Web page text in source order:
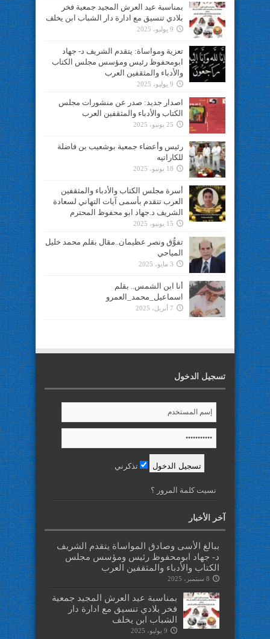
بمناسبة عيد العرش المجيد جمعية فخر
بلادي تنسيق مع ادارة دار الشباب ابن يخلف
9 يوليو، 2025
تعزية ومواساة: يتقدم الشريف د- جهاد
ابومحفوظ رئيس ومؤسس مجلس الكتاب
والأدباء والمثقفين العرب
9 يوليو، 2025
اصدار جديد: صدر عن منشورات مجلس
الكتاب والأدباء والمثقفين العرب
25 يونيو، 2025
رئيس وأعضاء جمعية بوشعيب بن فاضلة
للكاراتيه
18 يونيو، 2025
أسرة مجلس الكتاب والأدباء والمثقفين
العرب تتقدم بأسمى آيات التهاني لسعادة
الشريف د.جهاد ابو محفوظ المحترم
15 يونيو، 2025
تفوُّق ونصر عظيمان..مقال بقلم محمد خليل
المياحي
3 مايو، 2025
أنا ابن الشمس.. بقلم
اسماعيل_محمد_العمرو
7 أبريل، 2025
تسجيل الدخول
تذكرني
نسيت كلمة المرور ؟
آخر الأخبار
ببالغ الأسى وصادق المواساة يتقدم الشريف
د- جهاد ابومحفوظ رئيس ومؤسس مجلس
الكتاب والأدباء والمثقفين العرب
8 سبتمبر، 2025
بمناسبة عيد العرش المجيد جمعية
فخر بلادي تنسيق مع ادارة دار
الشباب ابن يخلف
9 يوليو، 2025